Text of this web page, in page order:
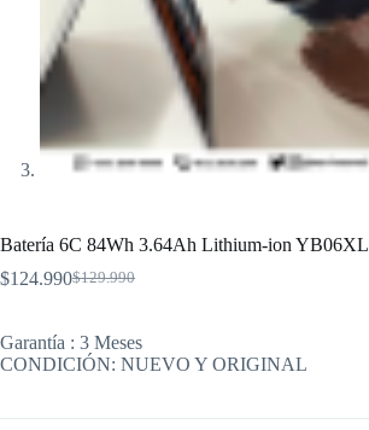
Batería 6C 84Wh 3.64Ah Lithium-ion YB06XL
$129.990
El
era:
$129.990.
$124.990El
es:
$124.990.
Garantía : 3 Meses
CONDICIÓN: NUEVO Y ORIGINAL